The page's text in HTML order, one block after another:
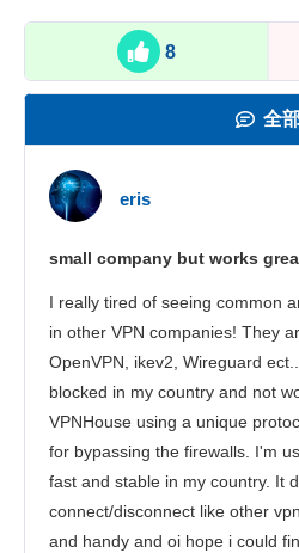
8
全
安全性
eris
small company but works
I really tired of seeing common
in other VPN companies! They
OpenVPN, ikev2, Wireguard
blocked in my country and not
VPNHouse using a unique
for bypassing the firewalls. I'm
fast and stable in my country. It
connect/disconnect like other
and handy and oi hope i could